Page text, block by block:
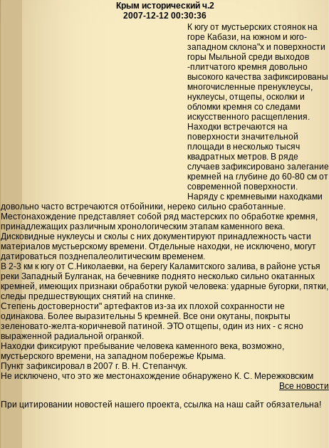
Крым исторический ч.2
2007-12-12 00:30:36
К югу от мустьерских стоянок на
горе Кабази, на южном и юго-
западном склона"х и поверхности
горы Мыльной среди выходов
-плитчатого кремня довольно
высокого качества зафиксированы
многочисленные пренуклеусы,
нуклеусы, отщепы, осколки и
обломки кремня со следами
искусственного расщепления.
Находки встречаются на
поверхности значительной
площади в несколько тысяч
квадратных метров. В ряде
случаев зафиксировано залегание
кремней на глубине до 60-80 см от
современной поверхности.
Наряду с кремневыми находками
довольно часто встречаются отбойники, нереко сильно сработанные.
Местонахождение представляет собой ряд мастерских по обработке кремня,
принадлежащих различным хронологическим этапам каменного века.
Дисковидные нуклеусы и сколы с них документируют принадлежность части
материалов мустьерскому времени. Отдельные находки, не исключено, могут
датироваться позднепалеолитическим временем.
В 2-3 км к югу от С.Николаевки, на берегу Каламитского залива, в районе устья
реки Западный Булганак, на бечевнике поднято несколько сильно окатанных
кремней, имеющих признаки обработки рукой человека: ударные бугорки, пятки,
следы предшествующих снятий на спинке.
Степень достоверности" артефактов из-за их плохой сохранности не
одинакова. Более выразительны 5 кремней. Все они окутаны, покрыты
зеленовато-желта-коричневой патиной. ЭТО отщепы, один из них - с ясно
выраженной радиальной огранкой.
Находки фиксируют пребывание человека каменного века, возможно,
мустьерского времени, на западном побережье Крыма.
Пункт зафиксировал в 2007 г. В. Н. Степанчук.
Не исключено, что это же местонахождение обнаружено К. С. Мережковским
Все новости
При цитировании новостей нашего проекта, ссылка на наш сайт обязательна!